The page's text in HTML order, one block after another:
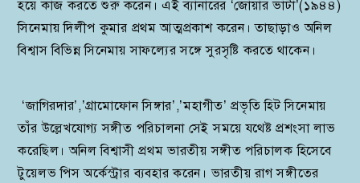
হয়ে কাজ করতে শুরু করেন। এই ব্যানারের ‘জোয়ার ভাটা’(১৯৪৪)
সিনেমায় দিলীপ কুমার প্রথম আত্মপ্রকাশ করেন। তাছাড়াও অনিল
বিশ্বাস বিভিন্ন সিনেমায় সাফল্যের সঙ্গে সুরসৃষ্টি করতে থাকেন।
‘জাগিরদার’,’গ্রামোফোন সিঙ্গার’,’মহাগীত’ প্রভৃতি হিট সিনেমায়
তাঁর উল্লেখযোগ্য সঙ্গীত পরিচালনা সেই সময়ে যথেষ্ট প্রশংসা লাভ
করেছিল। অনিল বিশ্বাসী প্রথম ভারতীয় সঙ্গীত পরিচালক হিসেবে
টুয়েলভ পিস অর্কেস্ট্রার ব্যবহার করেন। ভারতীয় রাগ সঙ্গীতের